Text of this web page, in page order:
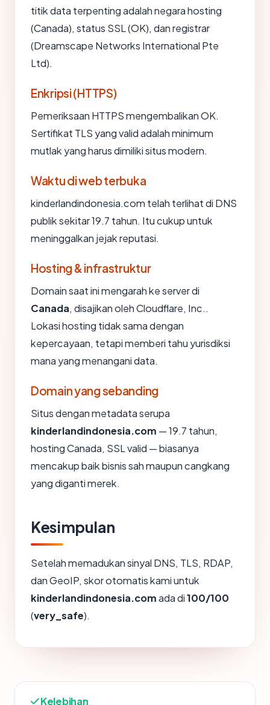
titik data terpenting adalah negara hosting
(Canada), status SSL (OK), dan registrar
(Dreamscape Networks International Pte
Ltd).
Enkripsi (HTTPS)
Pemeriksaan HTTPS mengembalikan OK.
Sertifikat TLS yang valid adalah minimum
mutlak yang harus dimiliki situs modern.
Waktu di web terbuka
kinderlandindonesia.com telah terlihat di DNS
publik sekitar 19.7 tahun. Itu cukup untuk
meninggalkan jejak reputasi.
Hosting & infrastruktur
Domain saat ini mengarah ke server di
Canada, disajikan oleh Cloudflare, Inc..
Lokasi hosting tidak sama dengan
kepercayaan, tetapi memberi tahu yurisdiksi
mana yang menangani data.
Domain yang sebanding
Situs dengan metadata serupa
kinderlandindonesia.com — 19.7 tahun,
hosting Canada, SSL valid — biasanya
mencakup baik bisnis sah maupun cangkang
yang diganti merek.
Kesimpulan
Setelah memadukan sinyal DNS, TLS, RDAP,
dan GeoIP, skor otomatis kami untuk
kinderlandindonesia.comada di100/100
(very_safe).
Kelebihan